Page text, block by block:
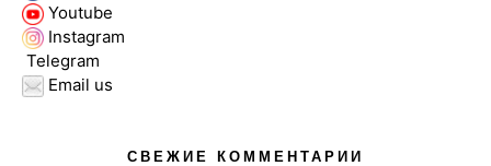
Youtube
Instagram
Telegram
Email us
СВЕЖИЕ КОММЕНТАРИИ